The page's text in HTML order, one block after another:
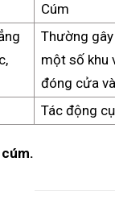
Cúm
Thường
một số khu
đóng cửa
Tác động